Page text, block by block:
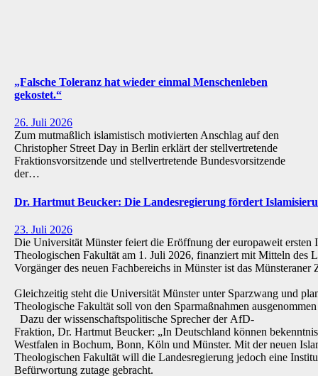
„Falsche Toleranz hat wieder einmal Menschenleben
gekostet.“
26. Juli 2026
Zum mutmaßlich islamistisch motivierten Anschlag auf den
Christopher Street Day in Berlin erklärt der stellvertretende
Fraktionsvorsitzende und stellvertretende Bundesvorsitzende
der…
Dr. Hartmut Beucker: Die Landesregierung fördert
23. Juli 2026
Die Universität Münster feiert die Eröffnung der europaweit ersten
Theologischen Fakultät am 1. Juli 2026, finanziert mit Mitteln des
Vorgänger des neuen Fachbereichs in Münster ist das
Gleichzeitig steht die Universität Münster unter Sparzwang und
Theologische Fakultät soll von den Sparmaßnahmen
Dazu der wissenschaftspolitische Sprecher der AfD-
Fraktion, Dr. Hartmut Beucker: „In Deutschland können
Westfalen in Bochum, Bonn, Köln und Münster. Mit der neuen
Theologischen Fakultät will die Landesregierung jedoch eine
Befürwortung zutage gebracht.